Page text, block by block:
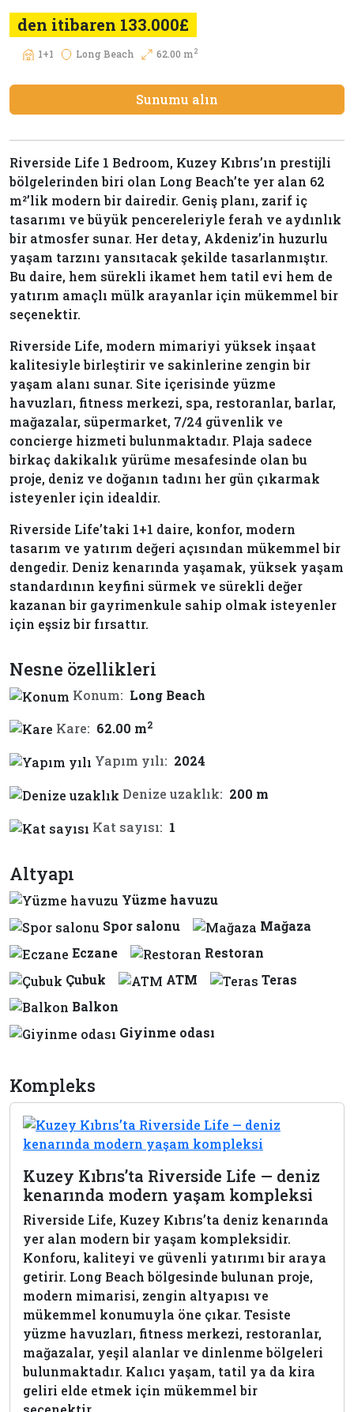
den itibaren 133.000£
1+1 Long Beach 62.00 m2
Sunumu alın
Riverside Life 1 Bedroom, Kuzey Kıbrıs’ın prestijli
bölgelerinden biri olan Long Beach’te yer alan 62
m²’lik modern bir dairedir. Geniş planı, zarif iç
tasarımı ve büyük pencereleriyle ferah ve aydınlık
bir atmosfer sunar. Her detay, Akdeniz’in huzurlu
yaşam tarzını yansıtacak şekilde tasarlanmıştır.
Bu daire, hem sürekli ikamet hem tatil evi hem de
yatırım amaçlı mülk arayanlar için mükemmel bir
seçenektir.
Riverside Life, modern mimariyi yüksek inşaat
kalitesiyle birleştirir ve sakinlerine zengin bir
yaşam alanı sunar. Site içerisinde yüzme
havuzları, fitness merkezi, spa, restoranlar, barlar,
mağazalar, süpermarket, 7/24 güvenlik ve
concierge hizmeti bulunmaktadır. Plaja sadece
birkaç dakikalık yürüme mesafesinde olan bu
proje, deniz ve doğanın tadını her gün çıkarmak
isteyenler için idealdir.
Riverside Life’taki 1+1 daire, konfor, modern
tasarım ve yatırım değeri açısından mükemmel bir
dengedir. Deniz kenarında yaşamak, yüksek yaşam
standardının keyfini sürmek ve sürekli değer
kazanan bir gayrimenkule sahip olmak isteyenler
için eşsiz bir fırsattır.
Nesne özellikleri
Konum: Long Beach
Kare: 62.00 m2
Yapım yılı: 2024
Denize uzaklık: 200 m
Kat sayısı: 1
Altyapı
Yüzme havuzu
Spor salonu
Mağaza
Eczane
Restoran
Çubuk
ATM
Teras
Balkon
Giyinme odası
Kompleks
Kuzey Kıbrıs’ta Riverside Life — deniz
kenarında modern yaşam kompleksi
Riverside Life, Kuzey Kıbrıs’ta deniz kenarında
yer alan modern bir yaşam kompleksidir.
Konforu, kaliteyi ve güvenli yatırımı bir araya
getirir. Long Beach bölgesinde bulunan proje,
modern mimarisi, zengin altyapısı ve
mükemmel konumuyla öne çıkar. Tesiste
yüzme havuzları, fitness merkezi, restoranlar,
mağazalar, yeşil alanlar ve dinlenme bölgeleri
bulunmaktadır. Kalıcı yaşam, tatil ya da kira
geliri elde etmek için mükemmel bir